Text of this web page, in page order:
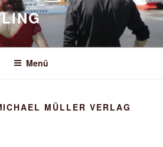
Menü
MÜLLER VERLAG